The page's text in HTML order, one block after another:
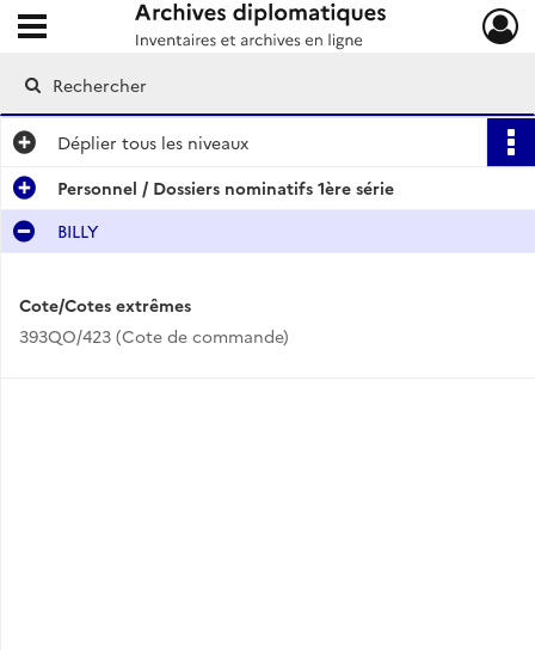
Archives diplomatiques
Ouvrir le menu déroulant
Déplier tous les niveaux
Personnel / Dossiers nominatifs 1ère série
BILLY
Cote/Cotes extrêmes
393QO/423 (Cote de commande)